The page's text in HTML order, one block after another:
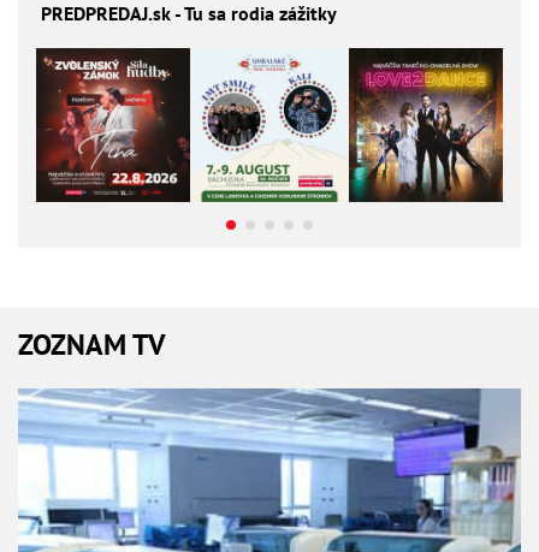
PREDPREDAJ.sk - Tu sa rodia zážitky
ZOZNAM TV